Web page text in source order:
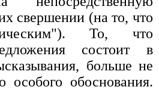
свершении (на то, что
То, что
состоит в
больше не
особого обоснования.